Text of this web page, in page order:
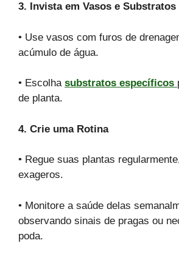
3. Invista em Vasos e Substratos
• Use vasos com furos de
acúmulo de água.
• Escolha substratos específicos
de planta.
4. Crie uma Rotina
• Regue suas plantas
exageros.
• Monitore a saúde delas
observando sinais de pragas ou
poda.